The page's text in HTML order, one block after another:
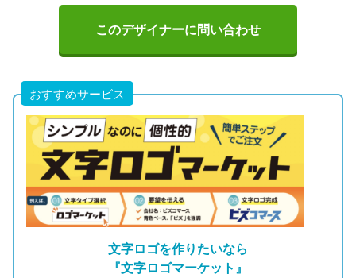
このデザイナーに問い合わせ
おすすめサービス
文字ロゴを作りたいなら
『文字ロゴマーケット』